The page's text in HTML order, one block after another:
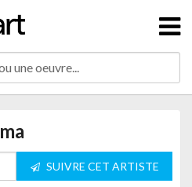
SUIVRE CET ARTISTE